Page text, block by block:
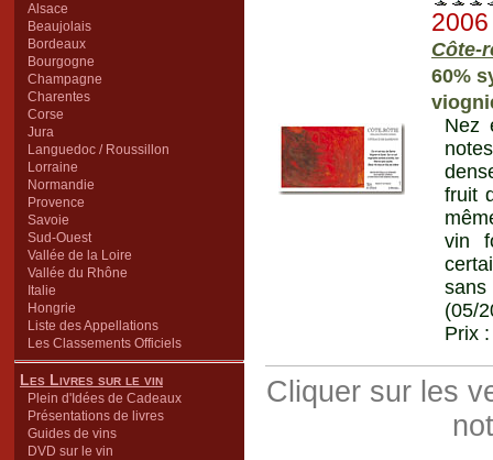
Alsace
Beaujolais
Bordeaux
Bourgogne
Champagne
Charentes
Corse
Jura
Languedoc / Roussillon
Lorraine
Normandie
Provence
Savoie
Sud-Ouest
Vallée de la Loire
Vallée du Rhône
Italie
Hongrie
Liste des Appellations
Les Classements Officiels
Les Livres sur le vin
Plein d'Idées de Cadeaux
Présentations de livres
Guides de vins
DVD sur le vin
2006
Côte-
60%
Nez
fruit
vin
(05/
Prix
Cliquer sur les